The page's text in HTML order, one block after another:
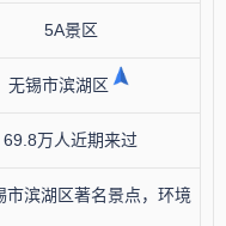
5A景区
无锡市滨湖区
69.8万人近期来过
市滨湖区著名景点，环境